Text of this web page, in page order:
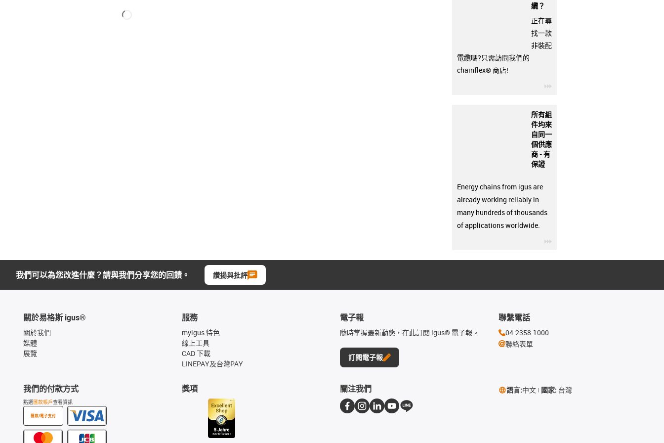
纜？
正在尋
找一款
非裝配
電纜嗎?只需訪問我們的
chainflex® 商店!
所有組
件均來
自同一
個供應
商 - 有
保證
Energy chains from igus are
already working reliably in
many hundreds of thousands
of applications worldwide.
我們可以為您改進什麼？請與我們分享您的回饋。 讚揚與批評
關於易格斯 igus®
關於我們
媒體
展覽
我們的付款方式
點選匯款帳戶查看資訊
匯款/電子支付
服務
myigus 特色
線上工具
CAD 下載
LINEPAY及台灣PAY
獎項
電子報
隨時掌握最新動態，在此訂閱 igus® 電子報。
訂閱電子報
聯繫電話
04-2358-1000
聯絡表單
關注我們 語言:中文 國家: 台灣